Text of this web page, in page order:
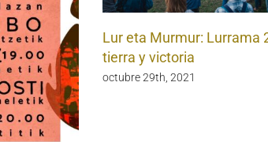
Lur eta Murmur: Lurrama
tierra y victoria
octubre 29th, 2021